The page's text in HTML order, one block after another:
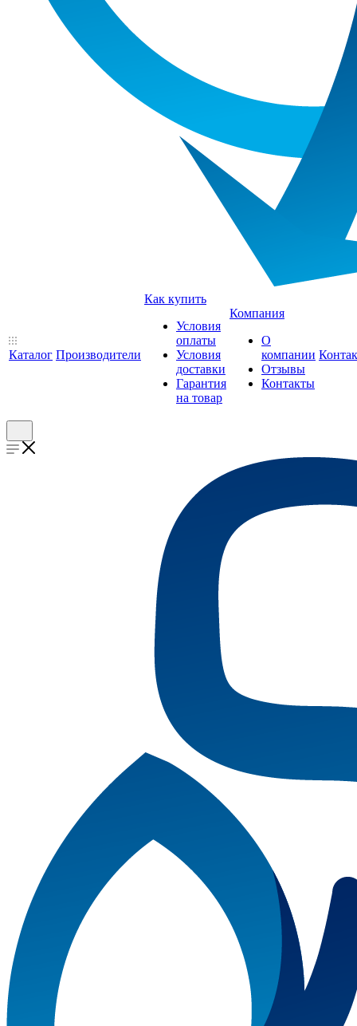
Каталог Производители
Как купить
Условия
оплаты
Условия
доставки
Гарантия
на товар
Компания
О
компании
Отзывы
Контакты